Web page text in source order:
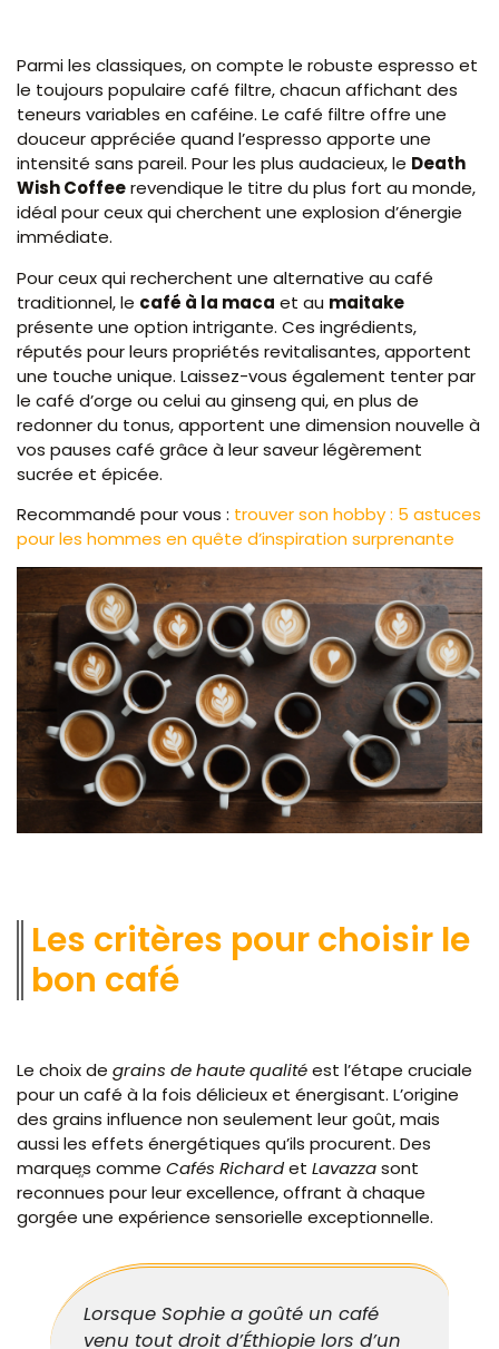
Parmi les classiques, on compte le robuste espresso et
le toujours populaire café filtre, chacun affichant des
teneurs variables en caféine. Le café filtre offre une
douceur appréciée quand l’espresso apporte une
intensité sans pareil. Pour les plus audacieux, le Death
Wish Coffeerevendique le titre du plus fort au monde,
idéal pour ceux qui cherchent une explosion d’énergie
immédiate.
Pour ceux qui recherchent une alternative au café
traditionnel, le café à la maca et au maitake
présente une option intrigante. Ces ingrédients,
réputés pour leurs propriétés revitalisantes, apportent
une touche unique. Laissez-vous également tenter par
le café d’orge ou celui au ginseng qui, en plus de
redonner du tonus, apportent une dimension nouvelle à
vos pauses café grâce à leur saveur légèrement
sucrée et épicée.
Recommandé pour vous : trouver son hobby : 5 astuces
pour les hommes en quête d’inspiration surprenante
Les critères pour choisir le
bon café
Le choix de grains de haute qualitéest l’étape cruciale
pour un café à la fois délicieux et énergisant. L’origine
des grains influence non seulement leur goût, mais
aussi les effets énergétiques qu’ils procurent. Des
marques comme Cafés Richardet Lavazzasont
reconnues pour leur excellence, offrant à chaque
gorgée une expérience sensorielle exceptionnelle.
Lorsque Sophie a goûté un café
venu tout droit d’Éthiopie lors d’un